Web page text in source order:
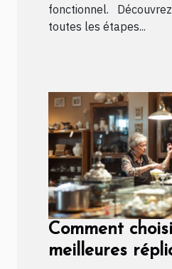
fonctionnel.
toutes les étapes...
Comment
meilleures